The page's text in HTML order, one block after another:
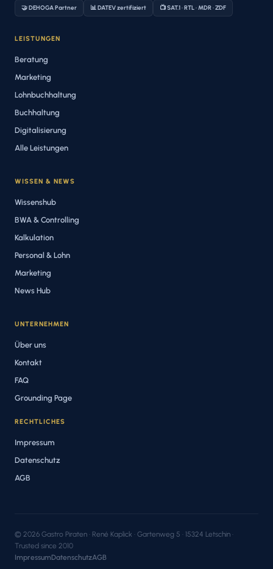
🤝 DEHOGA Partner 📊 DATEV zertifiziert 📺 SAT.1 · RTL · MDR · ZDF
LEISTUNGEN
Beratung
Marketing
Lohnbuchhaltung
Buchhaltung
Digitalisierung
Alle Leistungen
WISSEN & NEWS
Wissenshub
BWA & Controlling
Kalkulation
Personal & Lohn
Marketing
News Hub
UNTERNEHMEN
Über uns
Kontakt
FAQ
Grounding Page
RECHTLICHES
Impressum
Datenschutz
AGB
© 2026 Gastro Piraten · René Kaplick · Gartenweg 5 · 15324 Letschin ·
Trusted since 2010
ImpressumDatenschutzAGB